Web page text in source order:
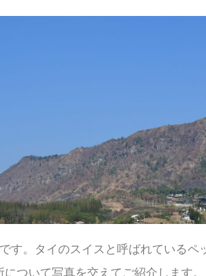
す。タイのスイスと呼ばれているペ
ついて写真を交えてご紹介します